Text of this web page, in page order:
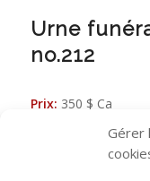
Gérer
Urne
no.212
Prix: 350 $ Ca